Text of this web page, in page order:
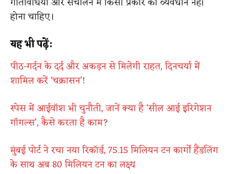
होना चाहिए।
यह भी पढ़ें:
पीठ-गर्दन के दर्द और अकड़न से मिलेगी राहत, दिनचर्या में
शामिल करें ‘चक्रासन’!
स्पेस में आईवॉश भी चुनौती, जानें क्या है ‘सील आई इरिगेशन
गॉगल्स’, कैसे करता है काम?
मुंबई पोर्ट ने रचा नया रिकॉर्ड, 75.15 मिलियन टन कार्गो हैंडलिंग
के साथ अब 80 मिलियन टन का लक्ष्य